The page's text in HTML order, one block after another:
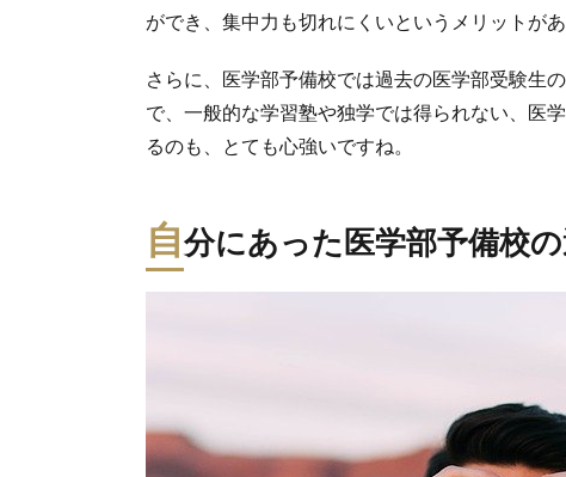
ができ、集中力も切れにくいというメリットがあ
さらに、医学部予備校では過去の医学部受験生
で、一般的な学習塾や独学では得られない、医
るのも、とても心強いですね。
自分にあった医学部予備校